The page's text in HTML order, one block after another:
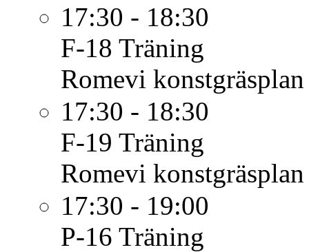
17:30 - 18:30
F-18 Träning
Romevi konstgräsplan
17:30 - 18:30
F-19 Träning
Romevi konstgräsplan
17:30 - 19:00
P-16 Träning